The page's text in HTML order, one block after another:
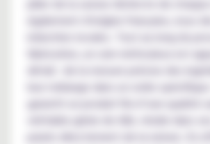
pilier de la saveur distincte de
également d'origine française, issus
fabrication, un soin méticuleux est
leur mélange dans un ordre
garantit un produit fini d’une qualité